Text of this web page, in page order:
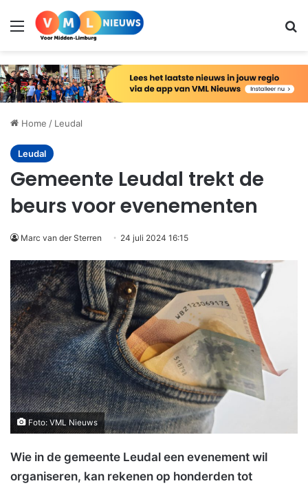
Menu
Home / Leudal
Leudal
Gemeente Leudal trekt de
beurs voor evenementen
Marc van der Sterren 24 juli 2024 16:15
Foto: VML Nieuws
Wie in de gemeente Leudal een evenement wil
organiseren, kan rekenen op honderden tot